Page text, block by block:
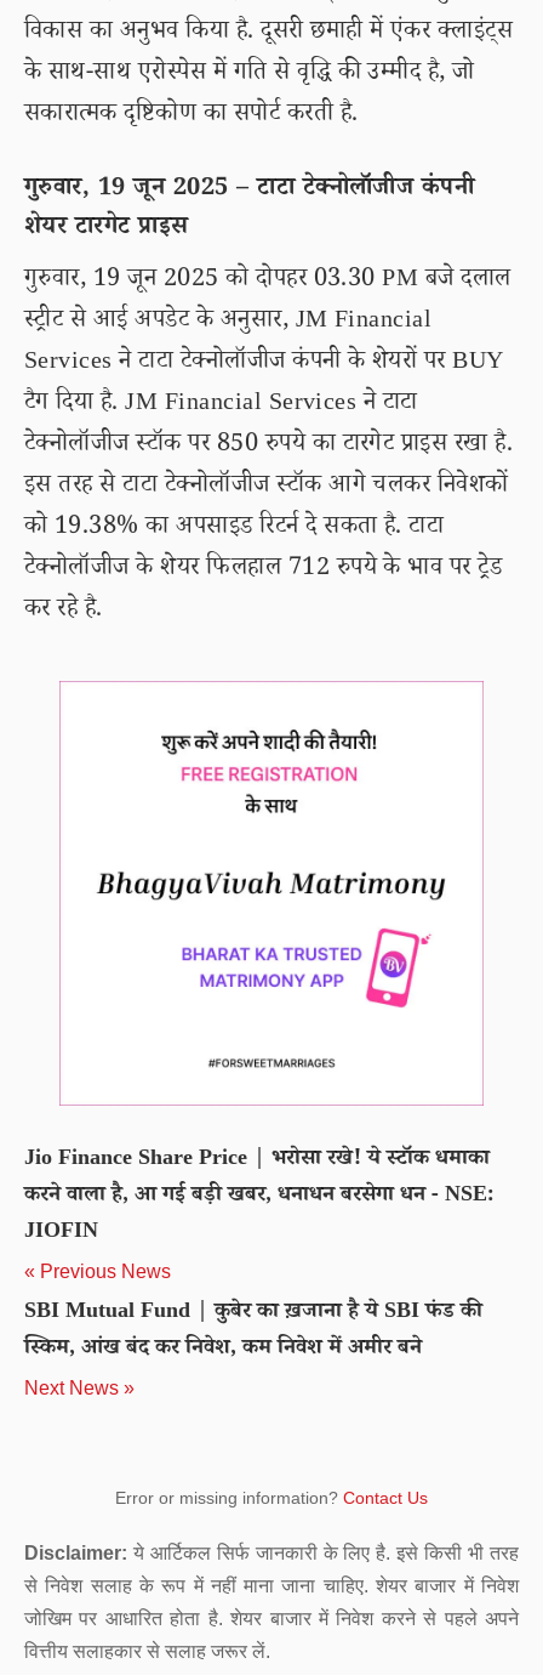
विकास का अनुभव किया है. दूसरी छमाही में एंकर क्लाइंट्स
के साथ-साथ एरोस्पेस में गति से वृद्धि की उम्मीद है, जो
सकारात्मक दृष्टिकोण का सपोर्ट करती है.
गुरुवार, 19 जून 2025 – टाटा टेक्नोलॉजीज कंपनी
शेयर टारगेट प्राइस
गुरुवार, 19 जून 2025 को दोपहर 03.30 PM बजे दलाल
स्ट्रीट से आई अपडेट के अनुसार, JM Financial
Services ने टाटा टेक्नोलॉजीज कंपनी के शेयरों पर BUY
टैग दिया है. JM Financial Services ने टाटा
टेक्नोलॉजीज स्टॉक पर 850 रुपये का टारगेट प्राइस रखा है.
इस तरह से टाटा टेक्नोलॉजीज स्टॉक आगे चलकर निवेशकों
को 19.38% का अपसाइड रिटर्न दे सकता है. टाटा
टेक्नोलॉजीज के शेयर फिलहाल 712 रुपये के भाव पर ट्रेड
कर रहे है.
Jio Finance Share Price | भरोसा रखे! ये स्टॉक धमाका
करने वाला है, आ गई बड़ी खबर, धनाधन बरसेगा धन - NSE:
JIOFIN
« Previous News
SBI Mutual Fund | कुबेर का ख़जाना है ये SBI फंड की
स्किम, आंख बंद कर निवेश, कम निवेश में अमीर बने
Next News »
Error or missing information? Contact Us
Disclaimer: ये आर्टिकल सिर्फ जानकारी के लिए है. इसे किसी भी तरह
से निवेश सलाह के रूप में नहीं माना जाना चाहिए. शेयर बाजार में निवेश
जोखिम पर आधारित होता है. शेयर बाजार में निवेश करने से पहले अपने
वित्तीय सलाहकार से सलाह जरूर लें.